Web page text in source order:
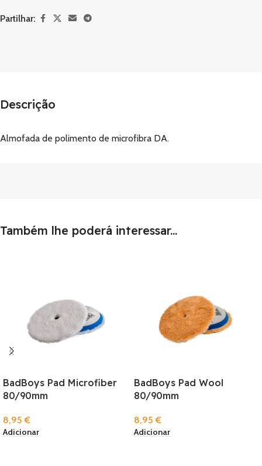
Partilhar:
Descrição
Almofada de polimento de microfibra DA.
Também lhe poderá interessar...
BadBoys Pad Microfiber
80/90mm
8,95€
Adicionar
BadBoys Pad Wool
80/90mm
8,95€
Adicionar